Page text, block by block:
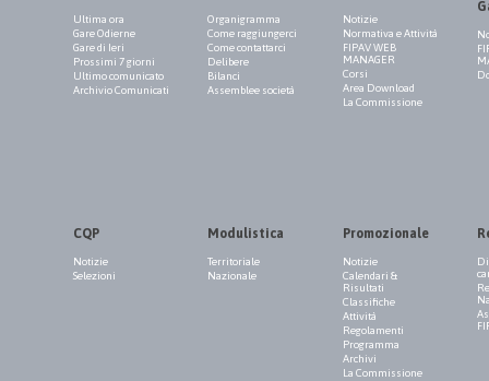
Ultima ora
Gare Odierne
Gare di Ieri
Prossimi 7 giorni
Ultimo comunicato
Archivio Comunicati
Organigramma
Come raggiungerci
Come contattarci
Delibere
Bilanci
Assemblee società
Notizie
Normativa e Attività
FIPAV WEB
MANAGER
Corsi
Area Download
La Commissione
CQP
Notizie
Selezioni
Modulistica
Territoriale
Nazionale
Promozionale
Notizie
Calendari &
Risultati
Classifiche
Attività
Regolamenti
Programma
Archivi
La Commissione